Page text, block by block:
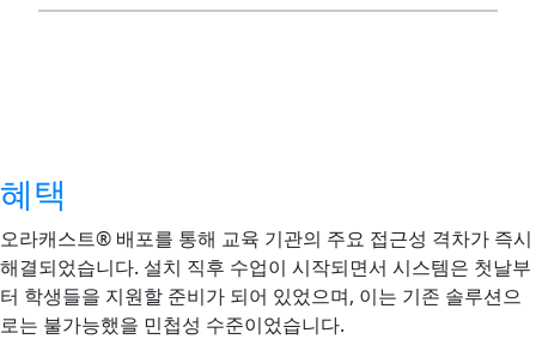
혜택
오라캐스트® 배포를 통해 교육 기관의 주요 접근성 격차가 즉시
해결되었습니다. 설치 직후 수업이 시작되면서 시스템은 첫날부
터 학생들을 지원할 준비가 되어 있었으며, 이는 기존 솔루션으
로는 불가능했을 민첩성 수준이었습니다.